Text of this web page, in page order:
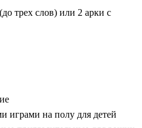
трех слов) или 2 арки с
играми на полу для детей